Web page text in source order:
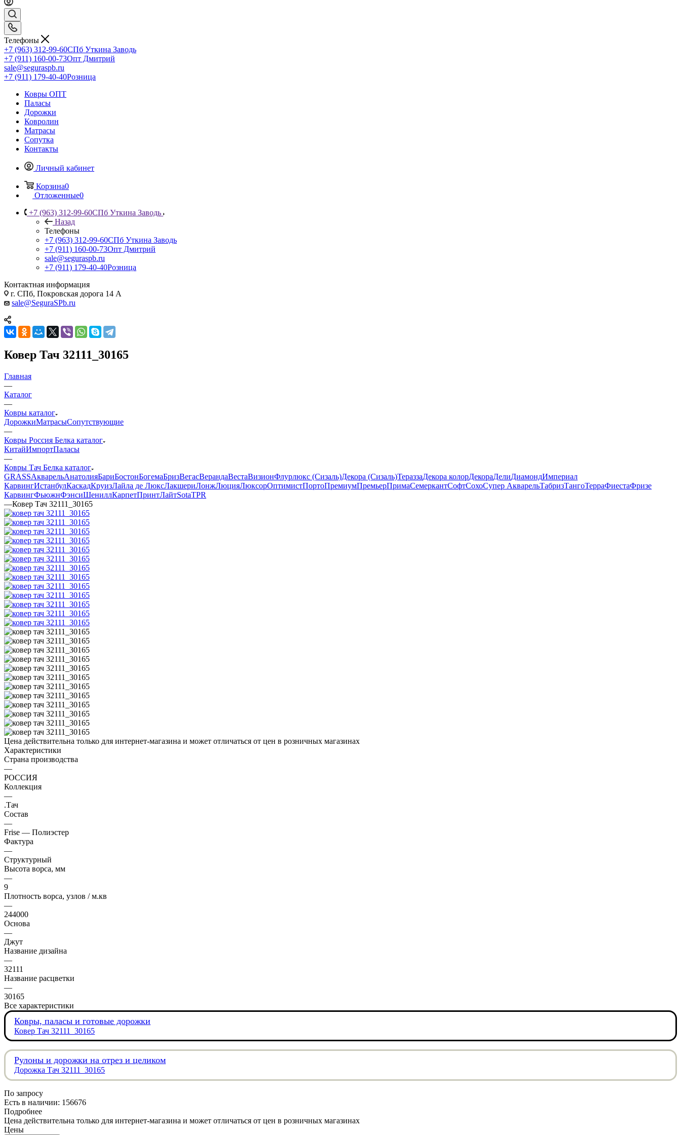
Телефоны
+7 (963) 312-99-60СПб Уткина Заводь
+7 (911) 160-00-73Опт Дмитрий
sale@seguraspb.ru
+7 (911) 179-40-40Розница
Ковры ОПТ
Паласы
Дорожки
Ковролин
Матрасы
Сопутка
Контакты
Личный кабинет
Корзина0
Отложенные0
+7 (963) 312-99-60СПб Уткина Заводь
Назад
Телефоны
+7 (963) 312-99-60СПб Уткина Заводь
+7 (911) 160-00-73Опт Дмитрий
sale@seguraspb.ru
+7 (911) 179-40-40Розница
Контактная информация
г. СПб, Покровская дорога 14 А
sale@SeguraSPb.ru
Ковер Тач 32111_30165
Главная
—
Каталог
—
Ковры каталог
ДорожкиМатрасыСопутствующие
—
Ковры Россия Белка каталог
КитайИмпортПаласы
—
Ковры Тач Белка каталог
GRASSАкварельАнатолияБариБостонБогемаБризВегасВерандаВестаВизионФлурлюкс (Сизаль)Декора (Сизаль)ТераззаДекора колорДекораДелиДиамондИмпериал
КарвингИстанбулКаскадКруизЛайла де ЛюксЛакшериЛонжЛюцияЛюксорОптимистПортоПремиумПремьерПримаСемеркантСофтСохоСупер АкварельТабризТангоТерраФиестаФризе
КарвингФьюжнФэнсиШениллКарпетПринтЛайтSotaTPR
—Ковер Тач 32111_30165
Цена действительна только для интернет-магазина и может отличаться от цен в розничных магазинах
Характеристики
Страна производства
—
РОССИЯ
Коллекция
—
.Тач
Состав
—
Frise — Полиэстер
Фактура
—
Структурный
Высота ворса, мм
—
9
Плотность ворса, узлов / м.кв
—
244000
Основа
—
Джут
Название дизайна
—
32111
Название расцветки
—
30165
Все характеристики
Ковры, паласы и готовые дорожки
Ковер Тач 32111_30165
Рулоны и дорожки на отрез и целиком
Дорожка Тач 32111_30165
По запросу
Есть в наличии: 156676
Подробнее
Цена действительна только для интернет-магазина и может отличаться от цен в розничных магазинах
Цены